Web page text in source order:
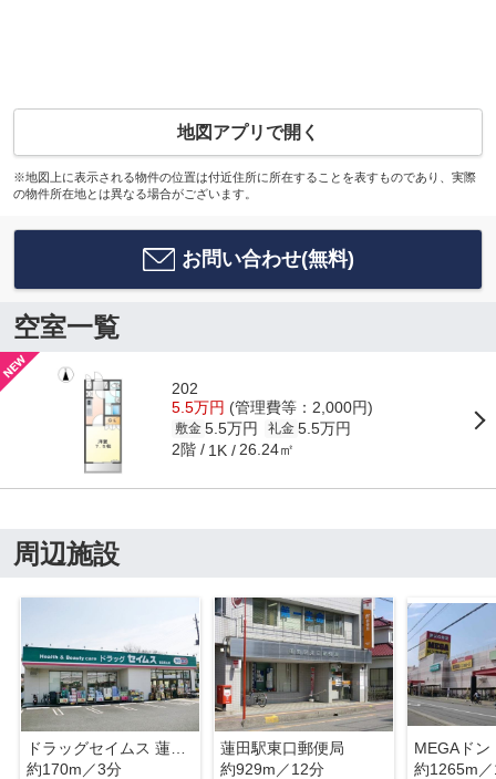
地図アプリで開く
※地図上に表示される物件の位置は付近住所に所在することを表すものであり、実際
の物件所在地とは異なる場合がございます。
お問い合わせ(無料)
空室一覧
202
5.5万円 (管理費等：2,000円)
敷金 5.5万円 礼金 5.5万円
2階 1K 26.24㎡
周辺施設
ドラッグセイムス 蓮田馬込店
約170m／3分
蓮田駅東口郵便局
約929m／12分
約1265m